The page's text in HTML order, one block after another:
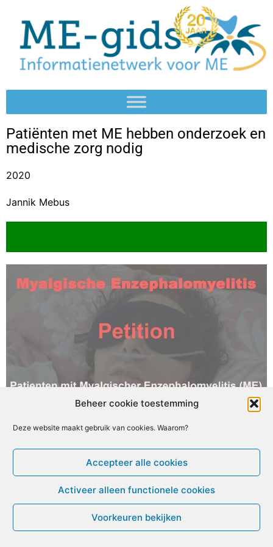
Beheer cookie toestemming
Deze website maakt gebruik van cookies. Waarom?
Accepteer alle cookies
Activeer alleen functionele cookies
Voorkeuren bekijken
Patiënten met ME hebben onderzoek en
medische zorg nodig
2020
Jannik Mebus
© ME-gids.net 2005 – 2026 Migratie/Update website